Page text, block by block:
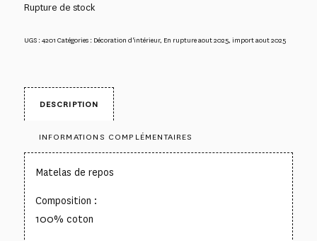
Rupture de stock
UGS :4201 Catégories : Décoration d'intérieur, En rupture aout 2025, import aout 2025
DESCRIPTION
INFORMATIONS COMPLÉMENTAIRES
Matelas de repos
Composition :
100% coton